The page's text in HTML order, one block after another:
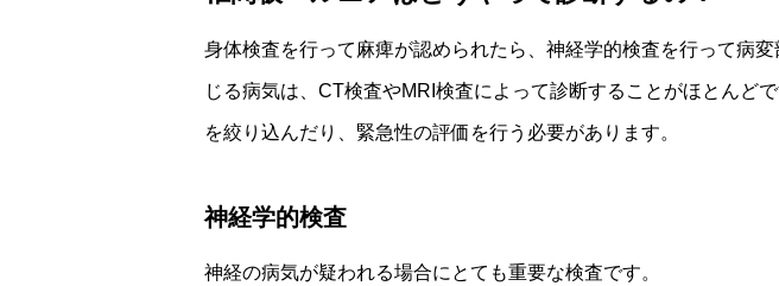
身体検査を行って麻痺が認められたら、神経学的検査を行って病
じる病気は、CT検査やMRI検査によって診断することがほとんど
を絞り込んだり、緊急性の評価を行う必要があります。
神経学的検査
神経の病気が疑われる場合にとても重要な検査です。